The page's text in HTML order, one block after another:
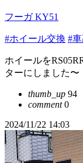
フーガ KY51
#ホイール交換 #
ホイールを
ターにしました〜
thumb_up 94
comment0
2024/11/22 14:03